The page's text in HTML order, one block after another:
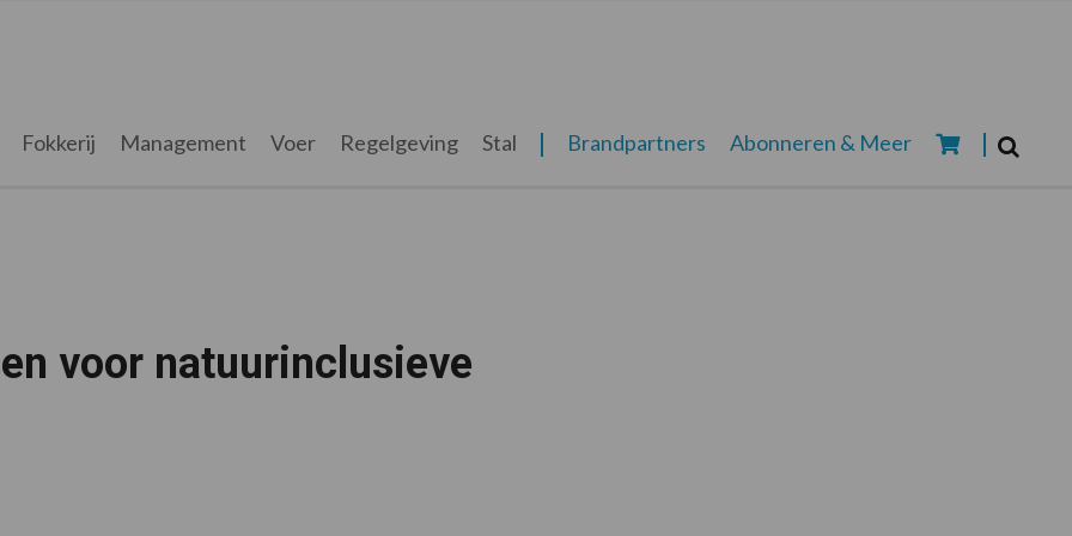
Fokkerij Management Voer Regelgeving Stal Brandpartners Abonneren & Meer
voor natuurinclusieve